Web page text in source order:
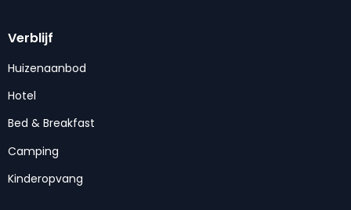
Verblijf
Huizenaanbod
Hotel
Bed & Breakfast
Camping
Kinderopvang